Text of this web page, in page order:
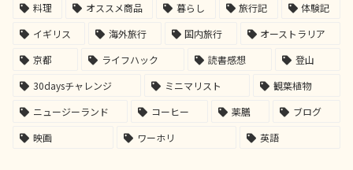
料理 オススメ商品 暮らし 旅行記
体験記
イギリス
海外旅行 国内旅行
オーストラリア
京都
ライフハック 読書感想
登山
30daysチャレンジ
ミニマリスト
観葉植物
ニュージーランド
コーヒー 薬膳
ブログ
映画
ワーホリ 英語